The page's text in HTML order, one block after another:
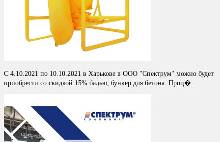
С 4.10.2021 по 10.10.2021 в Харькове в ООО "Спектрум" можно будет
приобрести со скидкой 15% бадью, бункер для бетона. Проц�...